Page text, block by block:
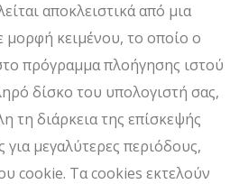
αποκλειστικά από μια
κειμένου, το οποίο ο
πρόγραμμα πλοήγησης ιστού
δίσκο του υπολογιστή σας,
τη διάρκεια της επίσκεψής
για μεγαλύτερες περιόδους,
cookie. Τα cookies εκτελούν